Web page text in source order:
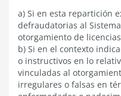
a) Si en esta repartición
defraudatorias al
otorgamiento de
b) Si en el contexto
o instructivos en lo
vinculadas al
irregulares o falsas en